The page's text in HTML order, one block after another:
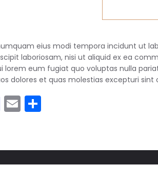
eius modi tempora incidunt ut
laboriosam, nisi ut aliquid ex ea
lorem eum fugiat quo voluptas nulla
dolores et quas molestias excepturi
Mastodon
Email